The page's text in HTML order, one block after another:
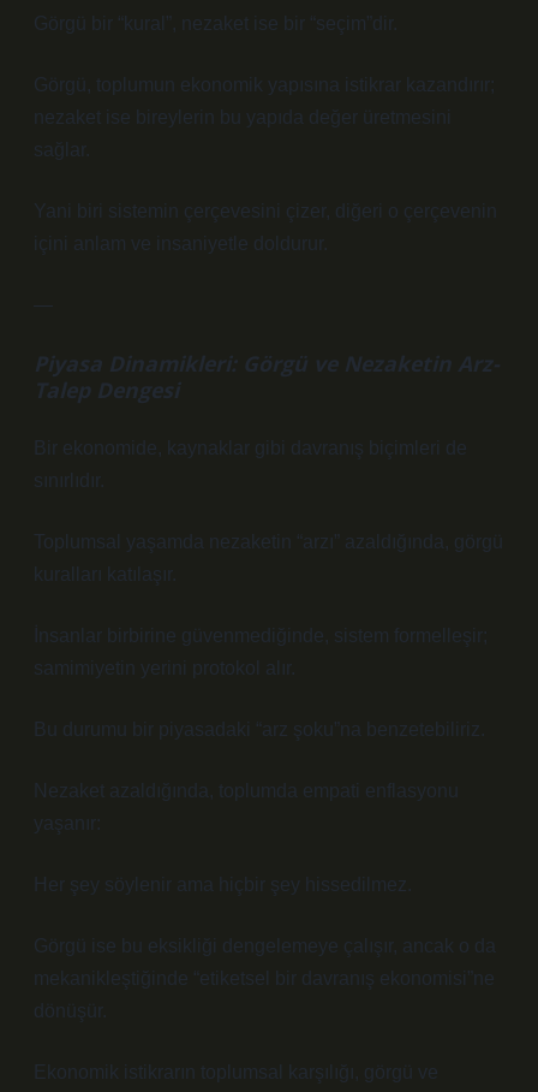
Görgü bir “kural”, nezaket ise bir “seçim”dir.
Görgü, toplumun ekonomik yapısına istikrar kazandırır;
nezaket ise bireylerin bu yapıda değer üretmesini
sağlar.
Yani biri sistemin çerçevesini çizer, diğeri o çerçevenin
içini anlam ve insaniyetle doldurur.
—
Piyasa Dinamikleri: Görgü ve Nezaketin Arz-
Talep Dengesi
Bir ekonomide, kaynaklar gibi davranış biçimleri de
sınırlıdır.
Toplumsal yaşamda nezaketin “arzı” azaldığında, görgü
kuralları katılaşır.
İnsanlar birbirine güvenmediğinde, sistem formelleşir;
samimiyetin yerini protokol alır.
Bu durumu bir piyasadaki “arz şoku”na benzetebiliriz.
Nezaket azaldığında, toplumda empati enflasyonu
yaşanır:
Her şey söylenir ama hiçbir şey hissedilmez.
Görgü ise bu eksikliği dengelemeye çalışır, ancak o da
mekanikleştiğinde “etiketsel bir davranış ekonomisi”ne
dönüşür.
Ekonomik istikrarın toplumsal karşılığı, görgü ve